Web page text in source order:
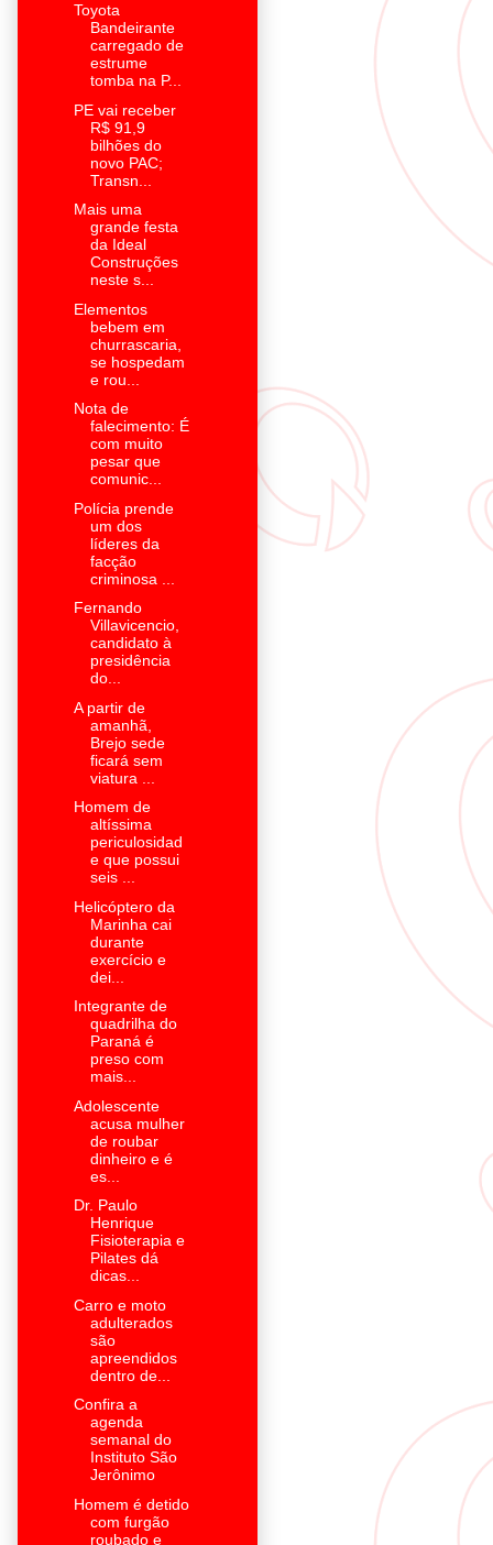
Toyota
Bandeirante
carregado de
estrume
tomba na P...
PE vai receber
R$ 91,9
bilhões do
novo PAC;
Transn...
Mais uma
grande festa
da Ideal
Construções
neste s...
Elementos
bebem em
churrascaria,
se hospedam
e rou...
Nota de
falecimento: É
com muito
pesar que
comunic...
Polícia prende
um dos
líderes da
facção
criminosa ...
Fernando
Villavicencio,
candidato à
presidência
do...
A partir de
amanhã,
Brejo sede
ficará sem
viatura ...
Homem de
altíssima
periculosidad
e que possui
seis ...
Helicóptero da
Marinha cai
durante
exercício e
dei...
Integrante de
quadrilha do
Paraná é
preso com
mais...
Adolescente
acusa mulher
de roubar
dinheiro e é
es...
Dr. Paulo
Henrique
Fisioterapia e
Pilates dá
dicas...
Carro e moto
adulterados
são
apreendidos
dentro de...
Confira a
agenda
semanal do
Instituto São
Jerônimo
Homem é detido
com furgão
roubado e